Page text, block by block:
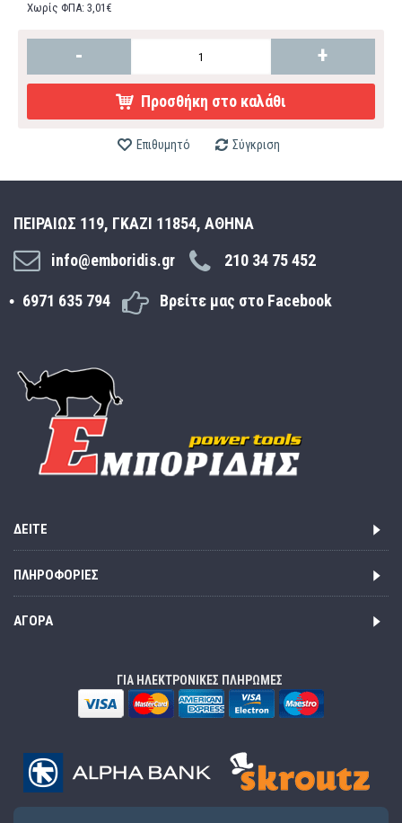
Χωρίς ΦΠΑ: 3,01€
- +
Προσθήκη στο καλάθι
Επιθυμητό Σύγκριση
ΠΕΙΡΑΙΩΣ 119, ΓΚΑΖΙ 11854, ΑΘΗΝΑ
info@emboridis.gr
210 34 75 452
6971 635 794 Βρείτε μας στο Facebook
ΔΕΊΤΕ
ΠΛΗΡΟΦΟΡΊΕΣ
ΑΓΟΡΆ
ΓΙΑ ΗΛΕΚΤΡΟΝΙΚΕΣ ΠΛΗΡΩΜΕΣ